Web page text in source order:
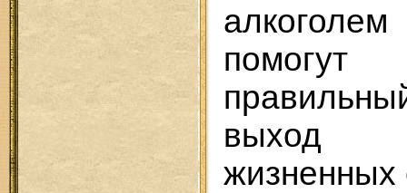
выход
жизненных